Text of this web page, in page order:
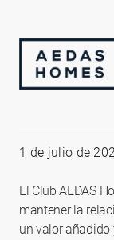
1 de julio de
El Club AEDAS
mantener la
un valor añadido